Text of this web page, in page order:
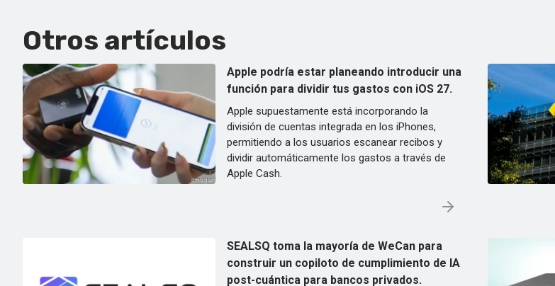
Otros artículos
Apple podría estar planeando introducir una
función para dividir tus gastos con iOS 27.
Apple supuestamente está incorporando la
división de cuentas integrada en los iPhones,
permitiendo a los usuarios escanear recibos y
dividir automáticamente los gastos a través de
Apple Cash.
SEALSQ toma la mayoría de WeCan para
construir un copiloto de cumplimiento de IA
post-cuántica para bancos privados.